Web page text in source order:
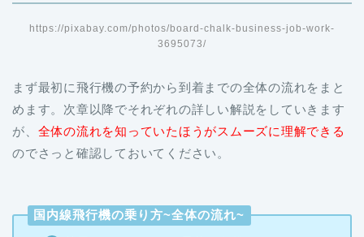
https://pixabay.com/photos/board-chalk-business-job-work-
3695073/
まず最初に飛行機の予約から到着までの全体の流れをまと
めます。次章以降でそれぞれの詳しい解説をしていきます
が、 全体の流れを知っていたほうがスムーズに理解できる
のでさっと確認しておいてください。
国内線飛行機の乗り方~全体の流れ~